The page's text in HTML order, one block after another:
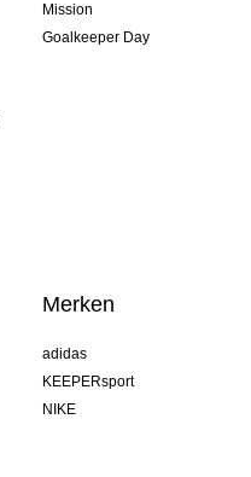
Mission
Goalkeeper Day
Merken
adidas
KEEPERsport
NIKE